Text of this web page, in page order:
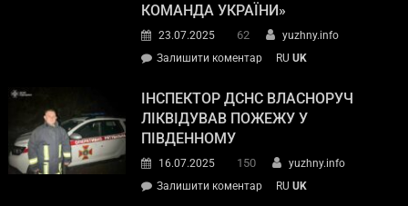
КОМАНДА УКРАЇНИ»
23.07.2025 62
yuzhny.info
Залишити коментар
RU UK
ІНСПЕКТОР ДСНС ВЛАСНОРУЧ
ЛІКВІДУВАВ ПОЖЕЖУ У
ПІВДЕННОМУ
16.07.2025 150
yuzhny.info
Залишити коментар
RU UK